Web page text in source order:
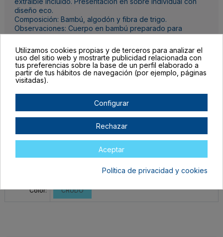
diseño eco.
Composición: Bambú, algodón y fibra de trigo.
Observaciones: Cuerpo en bambú preparado para
marcaje. Presentación en sobre individual diseño eco.
Detalles del producto
Completa las unidades por color, el botón para mandar tu pedido al
carrito lo encontrarás al final de la tabla.
Filtrar lista de variantes por:
TALLA ÚNICA ADULTO
Color: CRUDO
Utilizamos cookies propias y de terceros para analizar el
uso del sitio web y mostrarte publicidad relacionada con
tus preferencias sobre la base de un perfil elaborado a
partir de tus hábitos de navegación (por ejemplo, páginas
visitadas).
Configurar
Rechazar
Aceptar
Política de privacidad y cookies